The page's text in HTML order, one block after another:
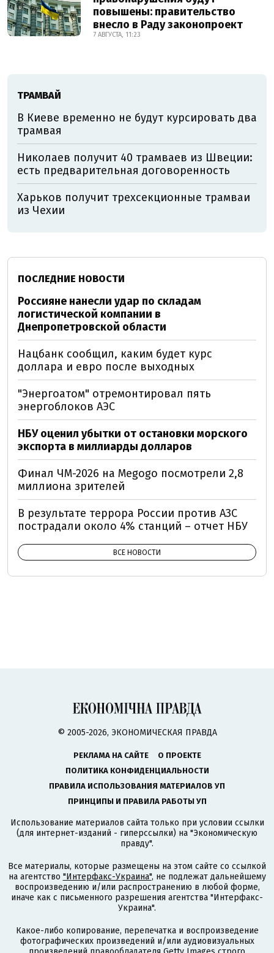
повышены: правительство
внесло в Раду законопроект
7 АВГУСТА, 11:23
ТРАМВАЙ
В Киеве временно не будут курсировать два
трамвая
Николаев получит 40 трамваев из Швеции:
есть предварительная договоренность
Харьков получит трехсекционные трамваи
из Чехии
ПОСЛЕДНИЕ НОВОСТИ
Россияне нанесли удар по складам
логистической компании в
Днепропетровской области
Нацбанк сообщил, каким будет курс
доллара и евро после выходных
"Энергоатом" отремонтировал пять
энергоблоков АЭС
НБУ оценил убытки от остановки морского
экспорта в миллиарды долларов
Финал ЧМ-2026 на Megogo посмотрели 2,8
миллиона зрителей
В результате террора России против АЗС
пострадали около 4% станций – отчет НБУ
ВСЕ НОВОСТИ
© 2005-2026, ЭКОНОМИЧЕСКАЯ ПРАВДА
РЕКЛАМА НА САЙТЕ
О ПРОЕКТЕ
ПОЛИТИКА КОНФИДЕНЦИАЛЬНОСТИ
ПРАВИЛА ИСПОЛЬЗОВАНИЯ МАТЕРИАЛОВ УП
ПРИНЦИПЫ И ПРАВИЛА РАБОТЫ УП
Использование материалов сайта только при условии ссылки
(для интернет-изданий - гиперссылки) на "Экономическую
правду".
Все материалы, которые размещены на этом сайте со ссылкой
на агентство "Интерфакс-Украина", не подлежат дальнейшему
воспроизведению и/или распространению в любой форме,
иначе как с письменного разрешения агентства "Интерфакс-
Украина".
Какое-либо копирование, перепечатка и воспроизведение
фотографических произведений и/или аудиовизуальных